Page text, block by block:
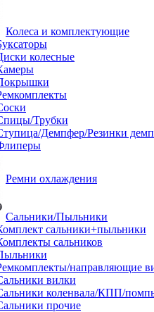
Колеса и комплектующие
колесные
Трубки
Демпфер/Резинки
Ремни охлаждения
Сальники/Пыльники
сальники+пыльники
сальников
направляющие
вилки
коленвала/КПП/
прочие